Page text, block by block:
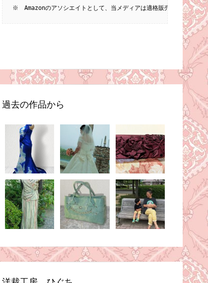
※　Amazonのアソシエイトとして、当メディアは適格販売により収入を
過去の作品から